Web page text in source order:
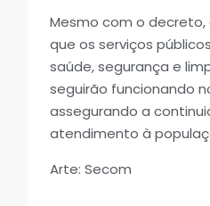
Mesmo com o
que os serviços
saúde, segurança e
seguirão funcionando
assegurando a
atendimento à
Arte: Secom